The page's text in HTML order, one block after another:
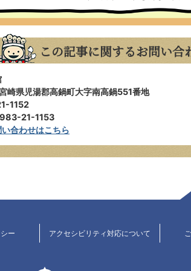
この記事に関するお問い合
県児湯郡高鍋町大字南高鍋551番地
1152
21-1153
合わせはこちら
ー アクセシビリティ対応について